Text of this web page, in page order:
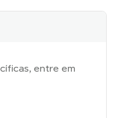
entre em